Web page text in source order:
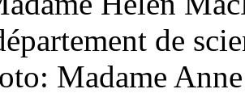
de
Madame